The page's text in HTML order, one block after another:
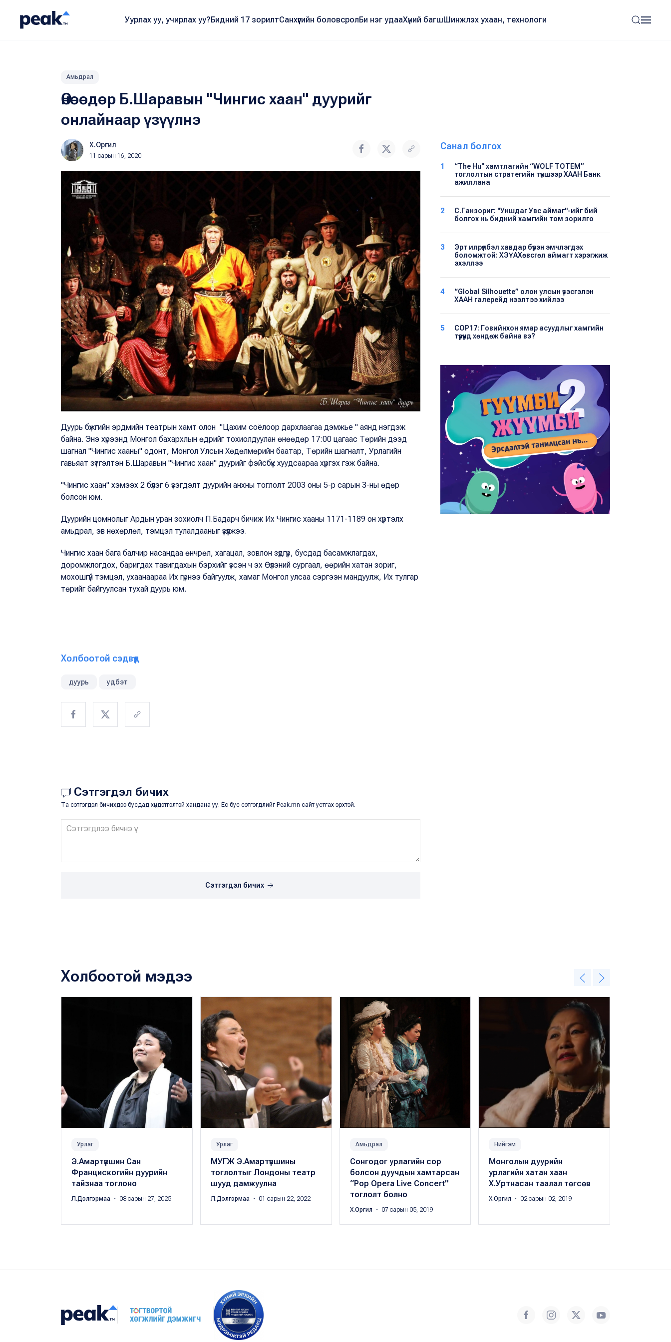
Уурлах уу, учирлах уу?Бидний 17 зорилтСанхүүгийн боловсролБи нэг удааХүний багшШинжлэх ухаан, технологи
Амьдрал
Өнөөдөр Б.Шаравын "Чингис хаан" дуурийг
онлайнаар үзүүлнэ
Х.Оргил
11 сарын 16, 2020
Дуурь бүжгийн эрдмийн театрын хамт олон "Цахим соёлоор дархлаагаа дэмжье " аянд нэгдэж
байна. Энэ хүрээнд Монгол бахархлын өдрийг тохиолдуулан өнөөдөр 17:00 цагаас Төрийн дээд
шагнал "Чингис хааны" одонт, Монгол Улсын Хөдөлмөрийн баатар, Төрийн шагналт, Урлагийн
гавьяат зүтгэлтэн Б.Шаравын "Чингис хаан" дуурийг фэйсбүүк хуудсаараа хүргэх гэж байна.
"Чингис хаан" хэмээх 2 бүлэг 6 үзэгдэлт дуурийн анхны тоглолт 2003 оны 5-р сарын 3-ны өдөр
болсон юм.
Дуурийн цомнолыг Ардын уран зохиолч П.Бадарч бичиж Их Чингис хааны 1171-1189 он хүртэлх
амьдрал, эв нөхөрлөл, тэмцэл тулалдааныг үзүүлжээ.
Чингис хаан бага балчир насандаа өнчрөл, хагацал, зовлон зүдгүүр, бусдад басамжлагдах,
доромжлогдох, баригдах тавигдахын бэрхийг үзсэн ч эх Өүлэний сургаал, өөрийн хатан зориг,
мохошгүй тэмцэл, ухаанаараа Их гүрнээ байгуулж, хамаг Монгол улсаа сэргээн мандуулж, Их тулгар
төрийг байгуулсан тухай дуурь юм.
Холбоотой сэдвүүд
дуурь удбэт
Сэтгэгдэл бичих
Та сэтгэгдэл бичихдээ бусдад хүндэтгэлтэй хандана уу. Ёс бус сэтгэгдлийг Peak.mn сайт устгах эрхтэй.
Сэтгэгдэл бичих
Санал болгох
1
“The Hu" хамтлагийн “WOLF TOTEM”
тоглолтын стратегийн түншээр ХААН Банк
ажиллана
2
С.Ганзориг: "Уншдаг Увс аймаг"-ийг бий
болгох нь бидний хамгийн том зорилго
3
Эрт илрүүлбэл хавдар бүрэн эмчлэгдэх
боломжтой: ХЭҮА​Хөвсгөл аймагт хэрэгжиж
эхэллээ
4
“Global Silhouette” олон улсын үзэсгэлэн
ХААН галерейд нээлтээ хийлээ
5
COP17: Говийнхон ямар асуудлыг хамгийн
түрүүнд хөндөж байна вэ?
Холбоотой мэдээ
Урлаг
Э.Амартүвшин Сан
Францискогийн дуурийн
тайзнаа тоглоно
Л.Дэлгэрмаа ・ 08 сарын 27, 2025
Урлаг
МУГЖ Э.Амартүвшины
тоглолтыг Лондоны театр
шууд дамжуулна
Л.Дэлгэрмаа ・ 01 сарын 22, 2022
Амьдрал
Сонгодог урлагийн сор
болсон дуучдын хамтарсан
“Pop Opera Live Concert”
тоглолт болно
Х.Оргил ・ 07 сарын 05, 2019
Нийгэм
Монголын дуурийн
урлагийн хатан хаан
Х.Уртнасан таалал төгсөв
Х.Оргил ・ 02 сарын 02, 2019